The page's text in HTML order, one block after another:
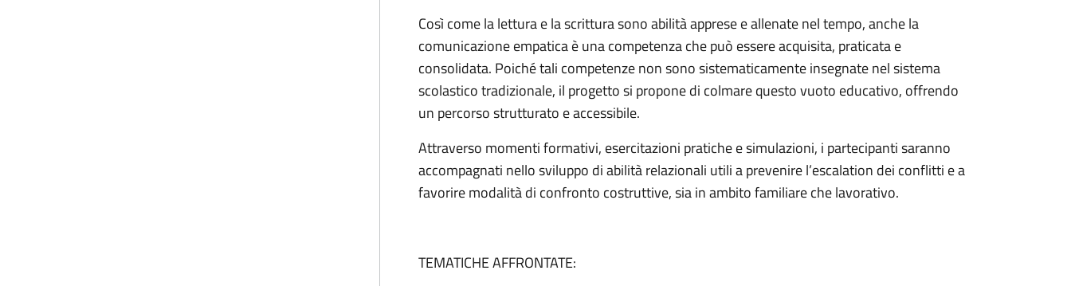
Così come la lettura e la scrittura sono abilità apprese e allenate nel tempo, anche la
comunicazione empatica è una competenza che può essere acquisita, praticata e
consolidata. Poiché tali competenze non sono sistematicamente insegnate nel sistema
scolastico tradizionale, il progetto si propone di colmare questo vuoto educativo, offrendo
un percorso strutturato e accessibile.
Attraverso momenti formativi, esercitazioni pratiche e simulazioni, i partecipanti saranno
accompagnati nello sviluppo di abilità relazionali utili a prevenire l’escalation dei conflitti e a
favorire modalità di confronto costruttive, sia in ambito familiare che lavorativo.
TEMATICHE AFFRONTATE: